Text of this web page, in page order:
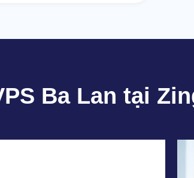
Ba Lan tại